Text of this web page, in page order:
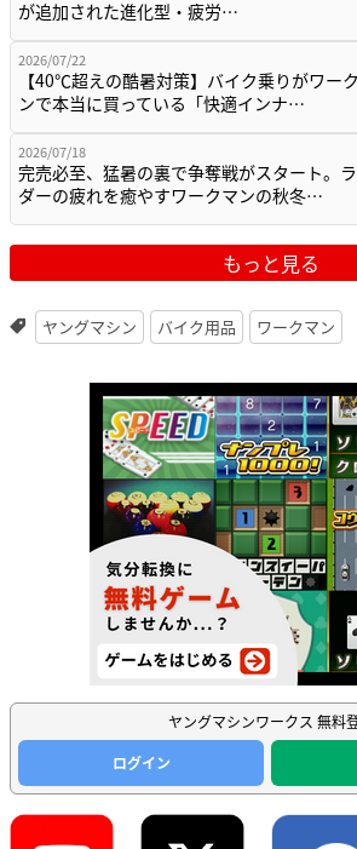
が追加された進化型・疲労…
2026/07/22
【40℃超えの酷暑対策】バイク乗りがワー
ンで本当に買っている「快適インナ…
2026/07/18
完売必至、猛暑の裏で争奪戦がスタート。
ダーの疲れを癒やすワークマンの秋冬…
もっと見る
ヤングマシン バイク用品 ワークマン
ヤングマシンワークス 無料
ログイン